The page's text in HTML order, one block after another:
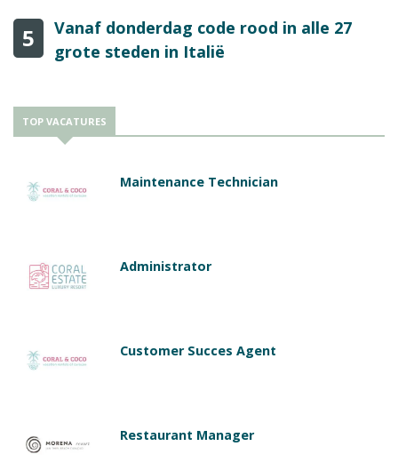
5
Vanaf donderdag code rood in alle 27
grote steden in Italië
TOP VACATURES
Maintenance Technician
Administrator
Customer Succes Agent
Restaurant Manager